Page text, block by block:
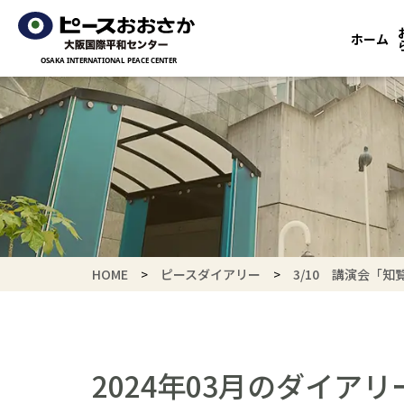
ホーム
HOME ピースダイアリー 3/10 講演会「知
2024年03月のダイアリ